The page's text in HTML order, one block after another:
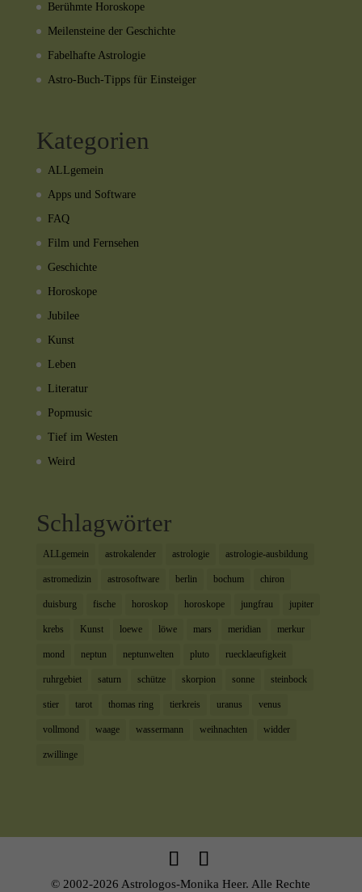
Berühmte Horoskope
Meilensteine der Geschichte
Fabelhafte Astrologie
Astro-Buch-Tipps für Einsteiger
Kategorien
ALLgemein
Apps und Software
FAQ
Film und Fernsehen
Geschichte
Horoskope
Jubilee
Kunst
Leben
Literatur
Popmusic
Tief im Westen
Weird
Schlagwörter
ALLgemein astrokalender astrologie astrologie-ausbildung
astromedizin astrosoftware berlin bochum chiron
duisburg fische horoskop horoskope jungfrau jupiter
krebs Kunst loewe löwe mars meridian merkur
mond neptun neptunwelten pluto ruecklaeufigkeit
ruhrgebiet saturn schütze skorpion sonne steinbock
stier tarot thomas ring tierkreis uranus venus
vollmond waage wassermann weihnachten widder
zwillinge
© 2002-2026 Astrologos-Monika Heer. Alle Rechte